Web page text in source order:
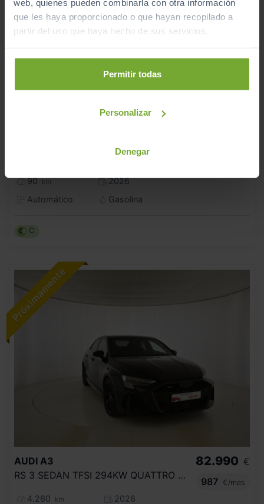
web, quienes pueden combinarla con otra información
que les haya proporcionado o que hayan recopilado a
partir del uso que haya hecho de sus servicios.
Permitir todas
Personalizar
Denegar
TFSI 110 KW (150 CV) ADVANCED
90 km
2026
Automático
Gasolina
C
AUDI A3
RS 3 SEDAN TFSI 294KW QUATTRO S TRONIC
4.260 km
2026
82.990 €
987
€/mes